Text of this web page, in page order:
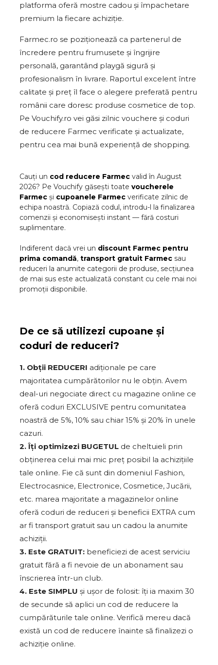
platforma oferă mostre cadou și împachetare
premium la fiecare achiziție.
Farmec.ro se poziționează ca partenerul de
încredere pentru frumusete și îngrijire
personală, garantând playgă sigură și
profesionalism în livrare. Raportul excelent între
calitate și preț îl face o alegere preferată pentru
românii care doresc produse cosmetice de top.
Pe Vouchify.ro vei găsi zilnic vouchere și coduri
de reducere Farmec verificate și actualizate,
pentru cea mai bună experiență de shopping.
Cauți un cod reducere Farmec valid în August
2026? Pe Vouchify găsești toate voucherele
Farmec și cupoanele Farmec verificate zilnic de
echipa noastră. Copiază codul, introdu-l la finalizarea
comenzii și economisești instant — fără costuri
suplimentare.
Indiferent dacă vrei un discount Farmec pentru
prima comandă, transport gratuit Farmec sau
reduceri la anumite categorii de produse, secțiunea
de mai sus este actualizată constant cu cele mai noi
promoții disponibile.
De ce să utilizezi cupoane și
coduri de reduceri?
1. Obții REDUCERI adiționale pe care
majoritatea cumpărătorilor nu le obțin. Avem
deal-uri negociate direct cu magazine online ce
oferă coduri EXCLUSIVE pentru comunitatea
noastră de 5%, 10% sau chiar 15% și 20% în unele
cazuri.
2. Îți optimizezi BUGETUL de cheltuieli prin
obținerea celui mai mic preț posibil la achizițiile
tale online. Fie că sunt din domeniul Fashion,
Electrocasnice, Electronice, Cosmetice, Jucării,
etc. marea majoritate a magazinelor online
oferă coduri de reduceri și beneficii EXTRA cum
ar fi transport gratuit sau un cadou la anumite
achiziții.
3. Este GRATUIT: beneficiezi de acest serviciu
gratuit fără a fi nevoie de un abonament sau
înscrierea într-un club.
4. Este SIMPLU și ușor de folosit: îți ia maxim 30
de secunde să aplici un cod de reducere la
cumpărăturile tale online. Verifică mereu dacă
există un cod de reducere înainte să finalizezi o
achiziție online.